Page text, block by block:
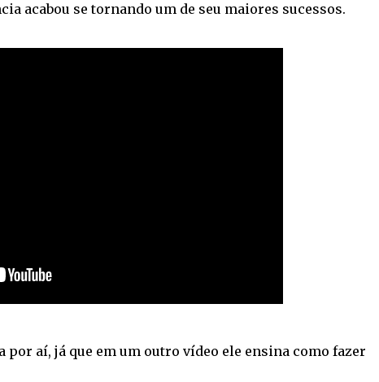
acabou se tornando um de seu maiores sucessos.
aí, já que em um outro vídeo ele ensina como fazer